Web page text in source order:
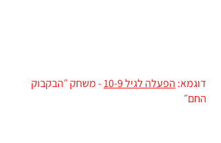
דוגמא: הפעלה לגיל 10-9
- משחק ״הבקבוק
החם״